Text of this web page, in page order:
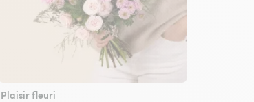
Plaisir fleuri